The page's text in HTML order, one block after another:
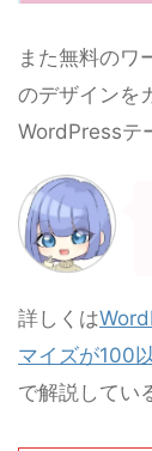
また無料のワ
のデザインを
WordPressテ
詳しくは
マイズが100
で解説してい